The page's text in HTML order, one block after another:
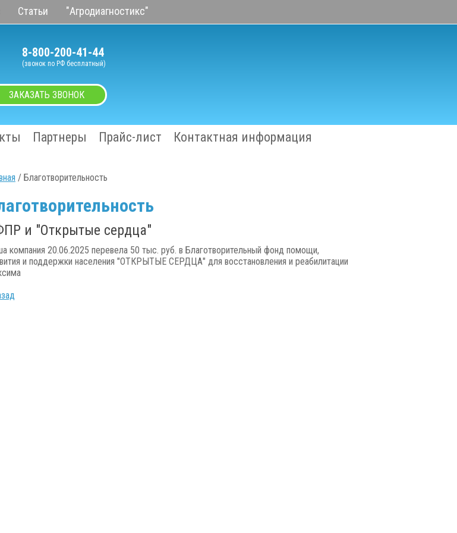
Статьи "Агродиагностикс"
8-800-200-41-44
(звонок по РФ бесплатный)
ЗАКАЗАТЬ ЗВОНОК
Партнеры Прайс-лист Контактная информация
/ Благотворительность
и "Открытые сердца"
компания 20.06.2025 перевела 50 тыс. руб. в Благотворительный фонд помощи,
и поддержки населения "ОТКРЫТЫЕ СЕРДЦА" для восстановления и реабилитации